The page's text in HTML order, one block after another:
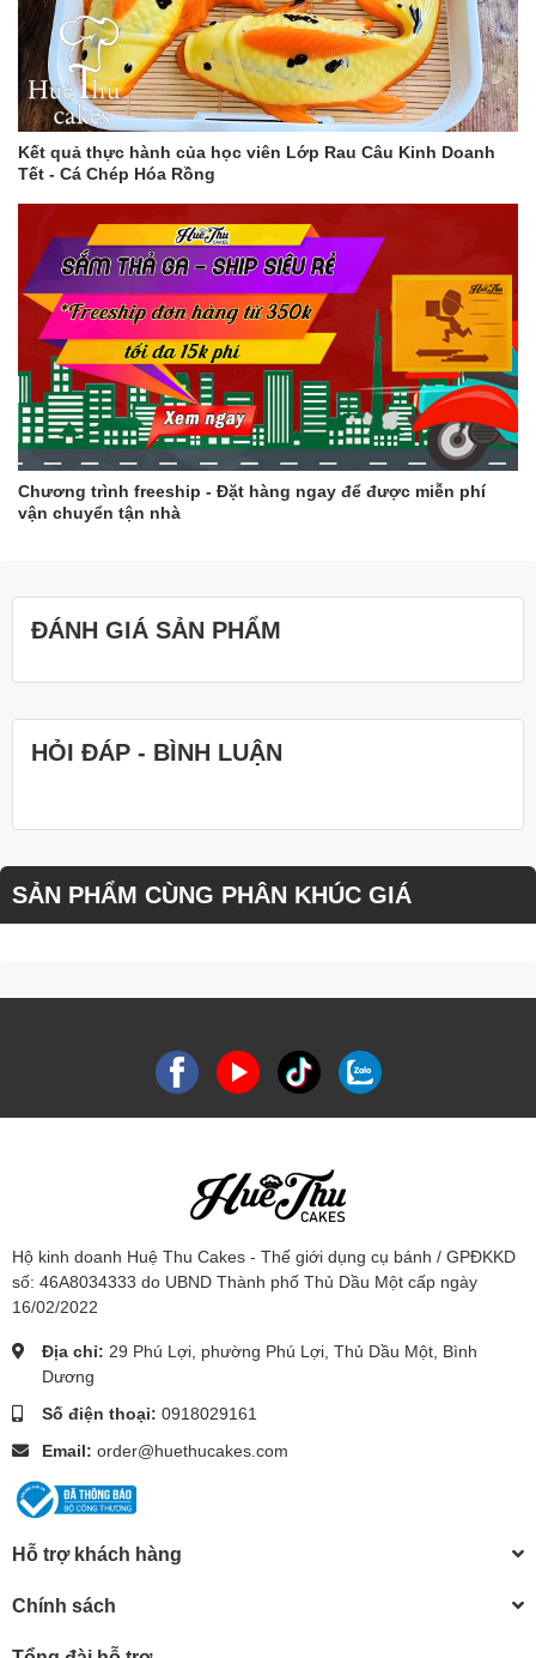
Kết quả thực hành của học viên Lớp Rau Câu Kinh Doanh
Tết - Cá Chép Hóa Rồng
Chương trình freeship - Đặt hàng ngay để được miễn phí
vận chuyển tận nhà
ĐÁNH GIÁ SẢN PHẨM
HỎI ĐÁP - BÌNH LUẬN
SẢN PHẨM CÙNG PHÂN KHÚC GIÁ
Hộ kinh doanh Huệ Thu Cakes - Thế giới dụng cụ bánh / GPĐKKD
số: 46A8034333 do UBND Thành phố Thủ Dầu Một cấp ngày
16/02/2022
Địa chỉ: 29 Phú Lợi, phường Phú Lợi, Thủ Dầu Một, Bình
Dương
Số điện thoại: 0918029161
Email: order@huethucakes.com
Hỗ trợ khách hàng
Chính sách